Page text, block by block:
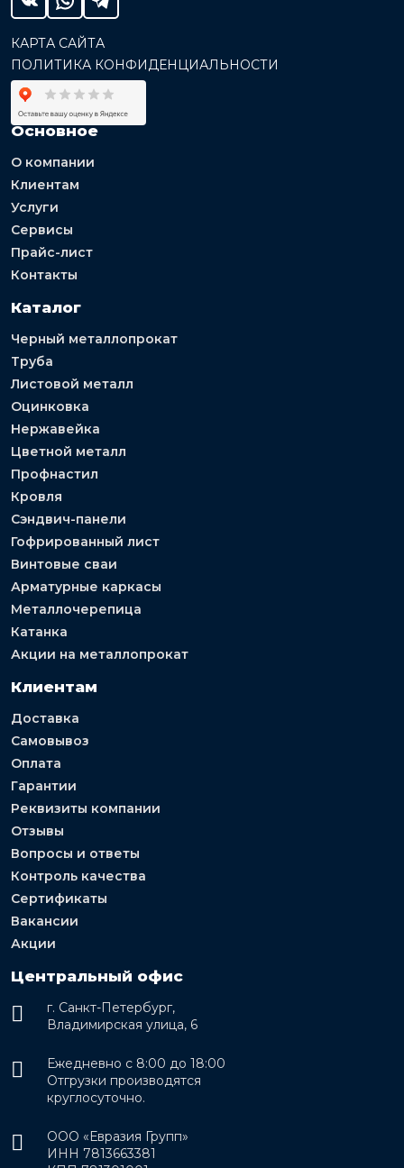
КАРТА САЙТА
ПОЛИТИКА КОНФИДЕНЦИАЛЬНОСТИ
Основное
О компании
Клиентам
Услуги
Сервисы
Прайс-лист
Контакты
Каталог
Черный металлопрокат
Труба
Листовой металл
Оцинковка
Нержавейка
Цветной металл
Профнастил
Кровля
Сэндвич-панели
Гофрированный лист
Винтовые сваи
Арматурные каркасы
Металлочерепица
Катанка
Акции на металлопрокат
Клиентам
Доставка
Самовывоз
Оплата
Гарантии
Реквизиты компании
Отзывы
Вопросы и ответы
Контроль качества
Сертификаты
Вакансии
Акции
Центральный офис
г. Санкт-Петербург,
Владимирская улица, 6
Ежедневно с 8:00 до 18:00
Отгрузки производятся
круглосуточно.
ООО «Евразия Групп»
ИНН 7813663381